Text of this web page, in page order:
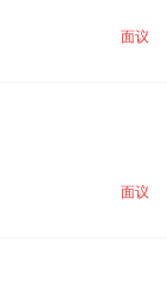
面议
面议